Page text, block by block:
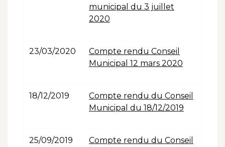
municipal du 3 juillet
2020
23/03/2020
Compte rendu Conseil
Municipal 12 mars 2020
18/12/2019
Compte rendu du Conseil
Municipal du 18/12/2019
25/09/2019
Compte rendu du Conseil